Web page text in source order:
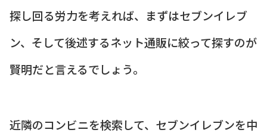
探し回る労力を考えれば、まずはセブンイレブ
ン、そして後述するネット通販に絞って探すのが
賢明だと言えるでしょう。
近隣のコンビニを検索して、セブンイレブンを中